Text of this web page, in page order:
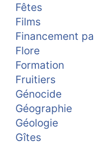
Fêtes
Films
Financement
Flore
Formation
Fruitiers
Génocide
Géographie
Géologie
Gîtes